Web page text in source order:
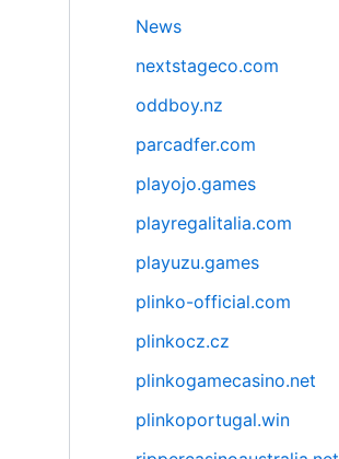
News
nextstageco.com
oddboy.nz
parcadfer.com
playojo.games
playregalitalia.com
playuzu.games
plinko-official.com
plinkocz.cz
plinkogamecasino.net
plinkoportugal.win